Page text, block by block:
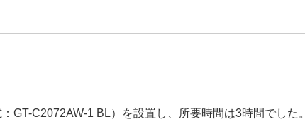
GT-C2072AW-1 BL）を設置し、所要時間は3時間でした。